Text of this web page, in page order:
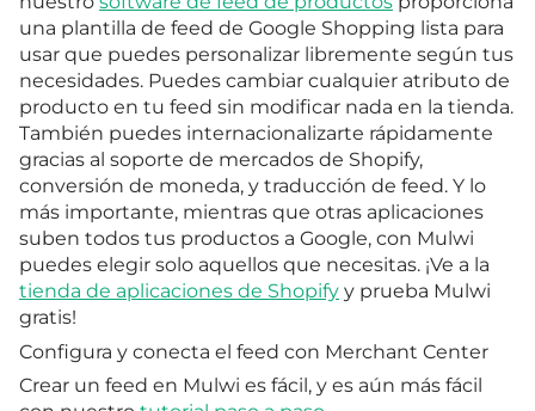
una plantilla de feed de Google Shopping lista para
usar que puedes personalizar libremente según tus
necesidades. Puedes cambiar cualquier atributo de
producto en tu feed sin modificar nada en la tienda.
También puedes internacionalizarte rápidamente
gracias al soporte de mercados de Shopify,
conversión de moneda, y traducción de feed. Y lo
más importante, mientras que otras aplicaciones
suben todos tus productos a Google, con Mulwi
puedes elegir solo aquellos que necesitas. ¡Ve a la
tienda de aplicaciones de Shopify y prueba Mulwi
gratis!
Configura y conecta el feed con Merchant Center
Crear un feed en Mulwi es fácil, y es aún más fácil